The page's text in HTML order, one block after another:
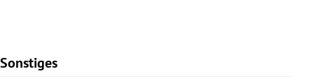
Sonstiges